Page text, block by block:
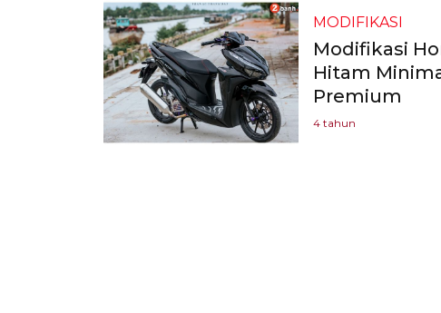
MODIFIKASI
Modifikasi
Hitam
Premium
4 tahun